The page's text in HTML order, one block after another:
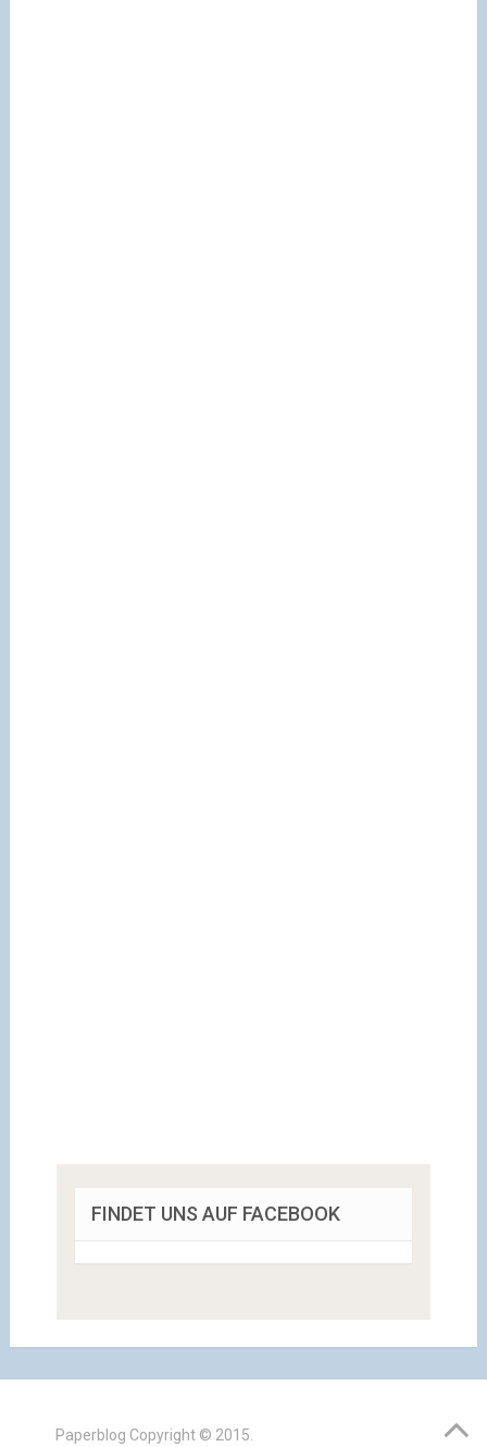
FINDET UNS AUF FACEBOOK
Paperblog Copyright © 2015.